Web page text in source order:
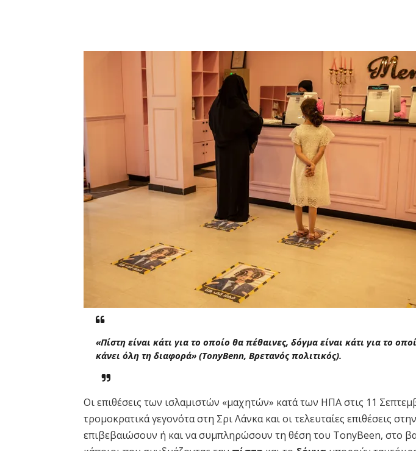
«Πίστη είναι κάτι για το οποίο θα πέθαινες, δόγμα είναι κάτι για το
κάνει όλη τη διαφορά» (TonyBenn, Βρετανός πολιτικός).
Οι επιθέσεις των ισλαμιστών «μαχητών» κατά των ΗΠΑ στις 11
τρομοκρατικά γεγονότα στη Σρι Λάνκα και οι τελευταίες επιθέσεις
επιβεβαιώσουν ή και να συμπληρώσουν τη θέση του TonyBeen, στο